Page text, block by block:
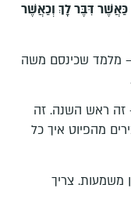
כַּאֲשֶׁר דִּבֶּר לָךְ וְכַאֲשֶׁר
– מלמד שכינסם משה
זה ראש השנה. זה
מהפיוט איך כל
משמעות. צריך